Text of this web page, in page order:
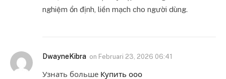
nghiệm ổn định, liền mạch cho người dùng.
DwayneKibra on Februari 23, 2026 06:41
Узнать больше Купить ооо